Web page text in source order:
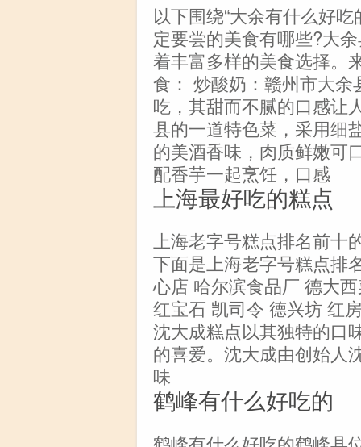
以下围绕“大余有什么好
定要尝的美食有哪些?大
着丰富多样的美食选择。
食： 炒酸奶：赣州市大
吃，其甜而不腻的口感让
县的一道特色菜，采用细
的美酒香味，肉质鲜嫩可
配香芋一起烹饪，口感
上海最好吃的糕点
上海老字号糕点排名前
下面是上海老字号糕点排
心店 哈尔滨食品厂 德大
红宝石 凯司令 德兴坊 红
沈大成糕点以其独特的口
的喜爱。沈大成由创始人
味
鹤峰有什么好吃的